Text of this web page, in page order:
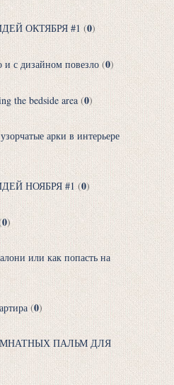
ОКТЯБРЯ #1 (0)
и с дизайном повезло (0)
the bedside area (0)
арки в интерьере
НОЯБРЯ #1 (0)
0)
или как попасть на
(0)
ПАЛЬМ ДЛЯ